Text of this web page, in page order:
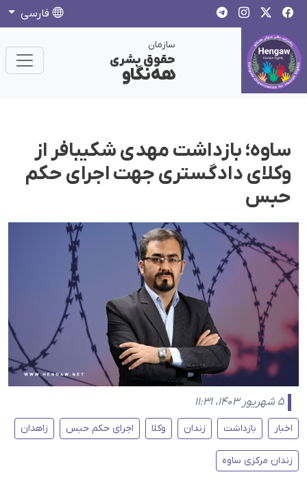
فارسی
سازمان
حقوق بشری
هەنگاو
ساوه؛ بازداشت مهدی شکیبافر از
وکلای دادگستری جهت اجرای حکم
حبس
۵ شهریور ۱۴۰۳، ۱۱:۳۱
اخبار بازداشت زندان وکلا اجرای حکم حبس زاهدان
زندان مرکزی ساوه